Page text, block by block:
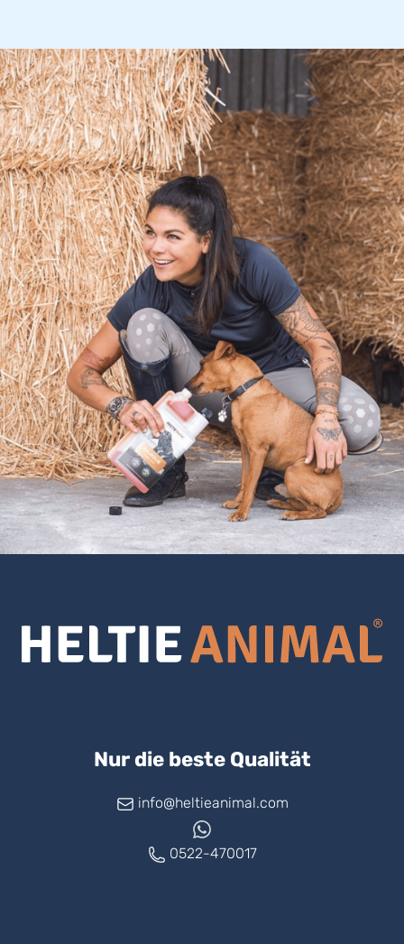
Nur die beste Qualität
info@heltieanimal.com
0522-470017